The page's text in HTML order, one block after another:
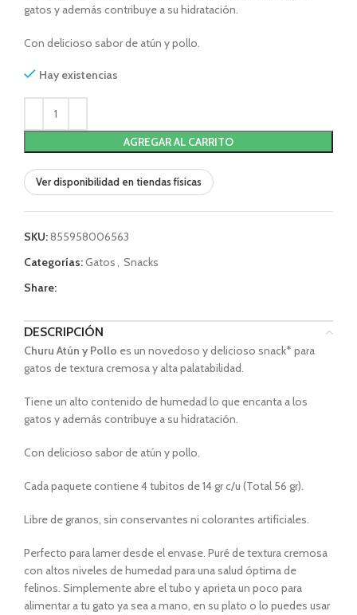
gatos y además contribuye a su hidratación.
Con delicioso sabor de atún y pollo.
Hay existencias
AGREGAR AL CARRITO
Ver disponibilidad en tiendas físicas
SKU:855958006563
Categorías:Gatos, Snacks
Share:
DESCRIPCIÓN
Churu Atún y Pollo es un novedoso y delicioso snack* para
gatos de textura cremosa y alta palatabilidad.
Tiene un alto contenido de humedad lo que encanta a los
gatos y además contribuye a su hidratación.
Con delicioso sabor de atún y pollo.
Cada paquete contiene 4 tubitos de 14 gr c/u (Total 56 gr).
Libre de granos, sin conservantes ni colorantes artificiales.
Perfecto para lamer desde el envase. Puré de textura cremosa
con altos niveles de humedad para una salud óptima de
felinos. Simplemente abre el tubo y aprieta un poco para
alimentar a tu gato ya sea a mano, en su plato o lo puedes usar